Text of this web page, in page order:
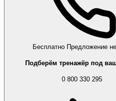
Бесплатно Предложение
Подберём тренажёр под
0 800 330 295